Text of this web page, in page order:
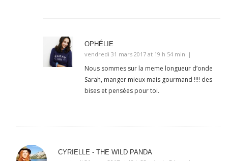
OPHÉLIE
vendredi 31 mars 2017 at 19 h 54 min
Nous sommes sur la meme longueur d’onde
Sarah, manger mieux mais gourmand !!!! des
bises et pensées pour toi.
CYRIELLE - THE WILD PANDA